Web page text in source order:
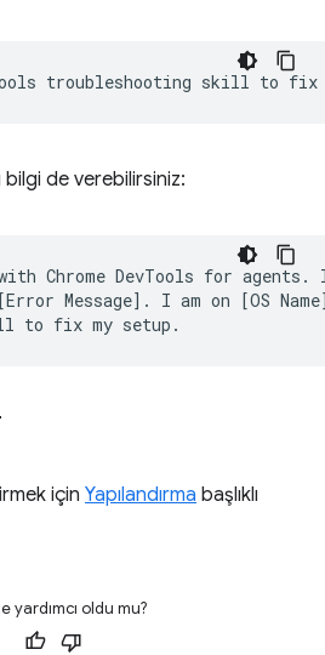
bilgi de verebilirsiniz:
Chrome DevTools for
Message]. I am on [OS
için Yapılandırma başlıklı
yardımcı oldu mu?